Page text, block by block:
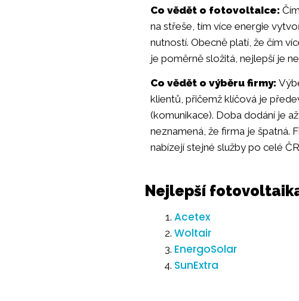
Co vědět o fotovoltaice:
na střeše, tím více energie
nutností. Obecně platí, že čím
je poměrně složitá, nejlepší je
Co vědět o výběru firmy:
klientů, přičemž klíčová je
(komunikace). Doba dodání je
neznamená, že firma je špatná.
nabízejí stejné služby po celé
Nejlepší
Acetex
Woltair
EnergoSolar
SunExtra